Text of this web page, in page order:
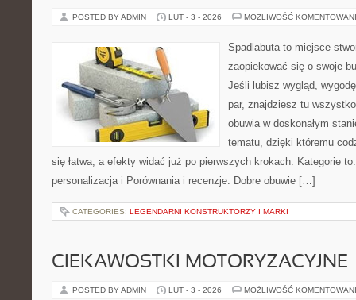
POSTED BY ADMIN LUT - 3 - 2026 MOŻLIWOŚĆ
Spadlabuta to miejsce
zaopiekować się o swoje
Jeśli lubisz wygląd,
par, znajdziesz tu
obuwia w doskonałym
tematu, dzięki któremu
się łatwa, a efekty widać już po pierwszych krokach. Kategorie
personalizacja i Porównania i recenzje. Dobre obuwie […]
CATEGORIES: LEGENDARNI KONSTRUKTORZY I MARKI
CIEKAWOSTKI MOTORYZACYJNE
POSTED BY ADMIN LUT - 3 - 2026 MOŻLIWOŚĆ